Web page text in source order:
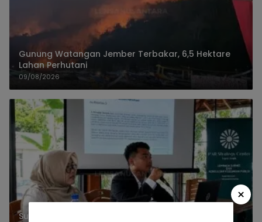
Gunung Watangan Jember Terbakar, 6,5 Hektare
Lahan Perhutani
09/08/2026
Survei PAR Strategy Center Petakan 5 Masalah
×